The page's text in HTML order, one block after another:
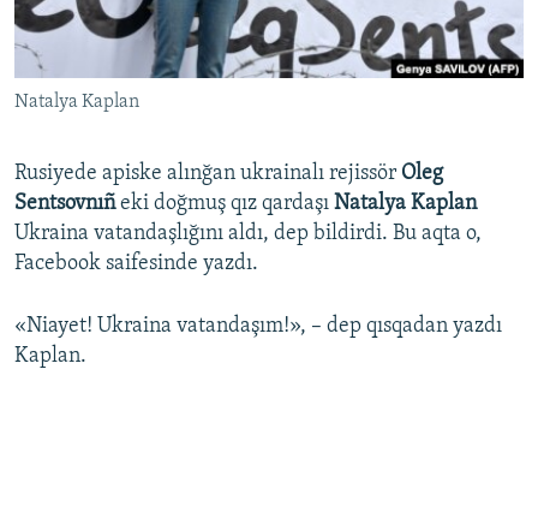
Русский
Українською
RFE/RS bütün saytları
Natalya Kaplan
Rusiyede apiske alınğan ukrainalı rejissör Oleg
Sentsovnıñeki doğmuş qız qardaşı Natalya Kaplan
Ukraina vatandaşlığını aldı, dep bildirdi. Bu aqta o,
Facebook saifesinde yazdı.
«Niayet! Ukraina vatandaşım!», – dep qısqadan yazdı
Kaplan.